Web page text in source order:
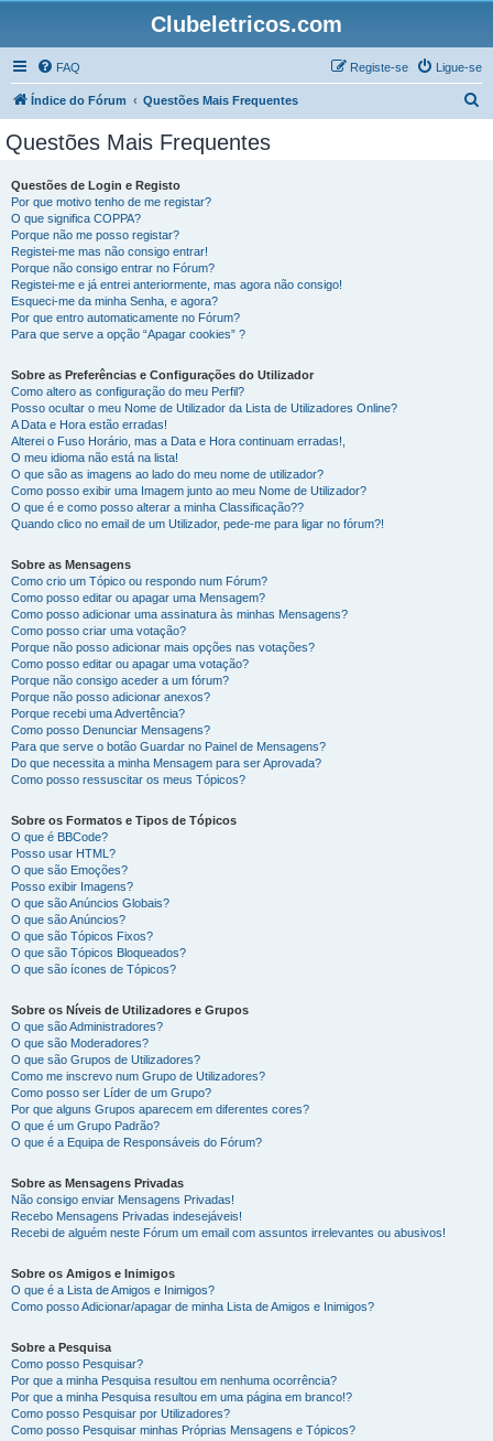
Clubeletricos.com
FAQ Ligue-se
Registe-se
Índice do Fórum Questões Mais Frequentes
Questões Mais Frequentes
Questões de Login e Registo
Por que motivo tenho de me registar?
O que significa COPPA?
Porque não me posso registar?
Registei-me mas não consigo entrar!
Porque não consigo entrar no Fórum?
Registei-me e já entrei anteriormente, mas agora não consigo!
Esqueci-me da minha Senha, e agora?
Por que entro automaticamente no Fórum?
Para que serve a opção “Apagar cookies” ?
Sobre as Preferências e Configurações do Utilizador
Como altero as configuração do meu Perfil?
Posso ocultar o meu Nome de Utilizador da Lista de Utilizadores Online?
A Data e Hora estão erradas!
Alterei o Fuso Horário, mas a Data e Hora continuam erradas!,
O meu idioma não está na lista!
O que são as imagens ao lado do meu nome de utilizador?
Como posso exibir uma Imagem junto ao meu Nome de Utilizador?
O que é e como posso alterar a minha Classificação??
Quando clico no email de um Utilizador, pede-me para ligar no fórum?!
Sobre as Mensagens
Como crio um Tópico ou respondo num Fórum?
Como posso editar ou apagar uma Mensagem?
Como posso adicionar uma assinatura às minhas Mensagens?
Como posso criar uma votação?
Porque não posso adicionar mais opções nas votações?
Como posso editar ou apagar uma votação?
Porque não consigo aceder a um fórum?
Porque não posso adicionar anexos?
Porque recebi uma Advertência?
Como posso Denunciar Mensagens?
Para que serve o botão Guardar no Painel de Mensagens?
Do que necessita a minha Mensagem para ser Aprovada?
Como posso ressuscitar os meus Tópicos?
Sobre os Formatos e Tipos de Tópicos
O que é BBCode?
Posso usar HTML?
O que são Emoções?
Posso exibir Imagens?
O que são Anúncios Globais?
O que são Anúncios?
O que são Tópicos Fixos?
O que são Tópicos Bloqueados?
O que são ícones de Tópicos?
Sobre os Níveis de Utilizadores e Grupos
O que são Administradores?
O que são Moderadores?
O que são Grupos de Utilizadores?
Como me inscrevo num Grupo de Utilizadores?
Como posso ser Líder de um Grupo?
Por que alguns Grupos aparecem em diferentes cores?
O que é um Grupo Padrão?
O que é a Equipa de Responsáveis do Fórum?
Sobre as Mensagens Privadas
Não consigo enviar Mensagens Privadas!
Recebo Mensagens Privadas indesejáveis!
Recebi de alguém neste Fórum um email com assuntos irrelevantes ou abusivos!
Sobre os Amigos e Inimigos
O que é a Lista de Amigos e Inimigos?
Como posso Adicionar/apagar de minha Lista de Amigos e Inimigos?
Sobre a Pesquisa
Como posso Pesquisar?
Por que a minha Pesquisa resultou em nenhuma ocorrência?
Por que a minha Pesquisa resultou em uma página em branco!?
Como posso Pesquisar por Utilizadores?
Como posso Pesquisar minhas Próprias Mensagens e Tópicos?